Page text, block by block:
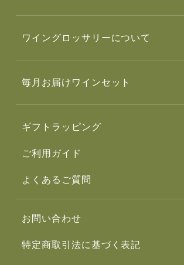
ワイングロッサリーについて
毎月お届けワインセット
ギフトラッピング
ご利用ガイド
よくあるご質問
お問い合わせ
特定商取引法に基づく表記